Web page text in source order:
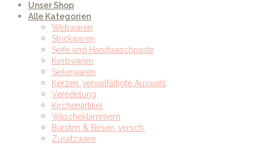
Unser Shop
Alle Kategorien
Webwaren
Strickwaren
Seife und Handwaschpaste
Korbwaren
Seilerwaren
Kerzen ,vervielfältigte Auswahl
Veredelung
Kirchenartikel
Wäscheklammern
Bürsten & Besen ,versch.
Zusatzware